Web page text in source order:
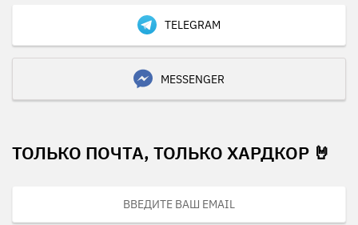
TELEGRAM
MESSENGER
ТОЛЬКО ПОЧТА, ТОЛЬКО ХАРДКОР 🤘